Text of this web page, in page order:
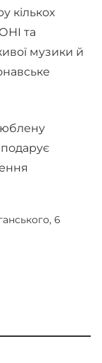
кількох
та
музики й
6